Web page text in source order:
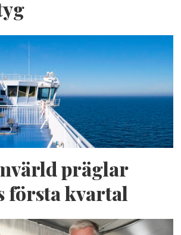
präglar
första kvartal